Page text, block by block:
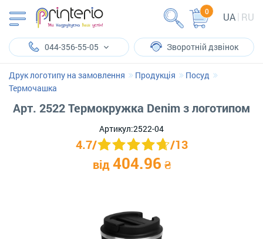
UA RU
0
044-356-55-05 Зворотній дзвінок
Друк логотипу на замовлення Продукція
Посуд
Термочашка
Арт. 2522 Термокружка Denim з логотипом
Артикул:2522-04
4.7/ /13
від404.96 ₴